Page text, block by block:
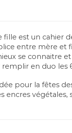
fille est un cahier
entre mère et
se connaitre
remplir en duo les
pour la fêtes
encres